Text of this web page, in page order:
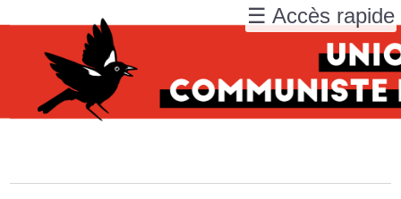
☰ Accès rapide